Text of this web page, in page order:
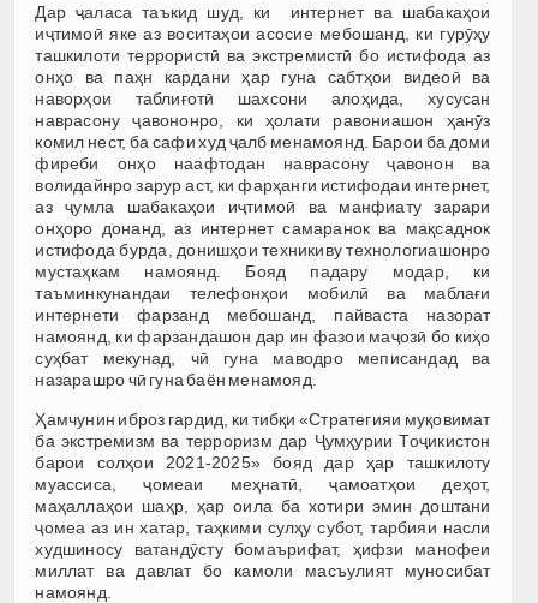
Дар ҷаласа таъкид шуд, ки интернет ва шабакаҳои
иҷтимоӣ яке аз воситаҳои асосие мебошанд, ки гурӯҳу
ташкилоти террористӣ ва экстремистӣ бо истифода аз
онҳо ва паҳн кардани ҳар гуна сабтҳои видеоӣ ва
наворҳои таблиғотӣ шахсони алоҳида, хусусан
наврасону ҷавононро, ки ҳолати равониашон ҳанӯз
комил нест, ба сафи худ ҷалб менамоянд. Барои ба доми
фиреби онҳо наафтодан наврасону ҷавонон ва
волидайнро зарур аст, ки фарҳанги истифодаи интернет,
аз ҷумла шабакаҳои иҷтимоӣ ва манфиату зарари
онҳоро донанд, аз интернет самаранок ва мақсаднок
истифода бурда, донишҳои техникиву технологиашонро
мустаҳкам намоянд. Бояд падару модар, ки
таъминкунандаи телефонҳои мобилӣ ва маблағи
интернети фарзанд мебошанд, пайваста назорат
намоянд, ки фарзандашон дар ин фазои маҷозӣ бо киҳо
суҳбат мекунад, чӣ гуна маводро меписандад ва
назарашро чӣ гуна баён менамояд.
Ҳамчунин иброз гардид, ки тибқи «Стратегияи муқовимат
ба экстремизм ва терроризм дар Ҷумҳурии Тоҷикистон
барои солҳои 2021-2025» бояд дар ҳар ташкилоту
муассиса, ҷомеаи меҳнатӣ, ҷамоатҳои деҳот,
маҳаллаҳои шаҳр, ҳар оила ба хотири эмин доштани
ҷомеа аз ин хатар, таҳкими сулҳу субот, тарбияи насли
худшиносу ватандӯсту бомаърифат, ҳифзи манофеи
миллат ва давлат бо камоли масъулият муносибат
намоянд.